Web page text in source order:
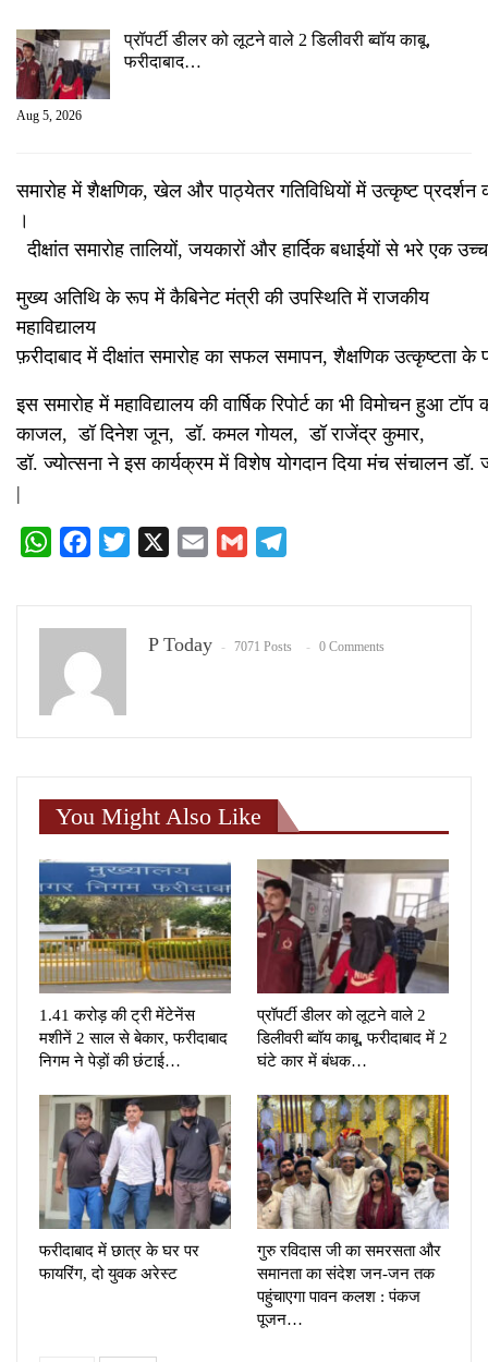
प्रॉपर्टी डीलर को लूटने वाले 2 डिलीवरी ब्वॉय काबू,
फरीदाबाद…
Aug 5, 2026
समारोह में शैक्षणिक, खेल और पाठ्येतर गतिविधियों में उत्कृष्ट
।
दीक्षांत समारोह तालियों, जयकारों और हार्दिक बधाईयों से भरे एक
मुख्य अतिथि के रूप में कैबिनेट मंत्री की उपस्थिति में राजकीय
महाविद्यालय
फ़रीदाबाद में दीक्षांत समारोह का सफल समापन, शैक्षणिक उत्कृष्टता
इस समारोह में महाविद्यालय की वार्षिक रिपोर्ट का भी विमोचन हुआ
काजल, डॉ दिनेश जून, डॉ. कमल गोयल, डॉ राजेंद्र कुमार,
डॉ. ज्योत्सना ने इस कार्यक्रम में विशेष योगदान दिया मंच संचालन
|
WhatsAppFacebook
Twitter Email Gmail
P Today 7071 Posts 0 Comments
You Might Also Like
1.41 करोड़ की ट्री मेंटेनेंस
मशीनें 2 साल से बेकार, फरीदाबाद
निगम ने पेड़ों की छंटाई…
प्रॉपर्टी डीलर को लूटने वाले 2
डिलीवरी ब्वॉय काबू, फरीदाबाद में 2
घंटे कार में बंधक…
फरीदाबाद में छात्र के घर पर
फायरिंग, दो युवक अरेस्ट
गुरु रविदास जी का समरसता और
समानता का संदेश जन-जन तक
पहुंचाएगा पावन कलश : पंकज
पूजन…